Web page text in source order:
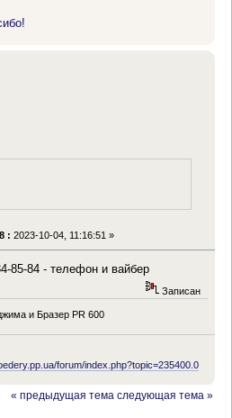
: 2023-10-04, 11:16:51 »
85-84 - телефон и вайбер
Записан
и Бразер PR 600
forum/index.php?topic=235400.0
« предыдущая тема следующая тема »